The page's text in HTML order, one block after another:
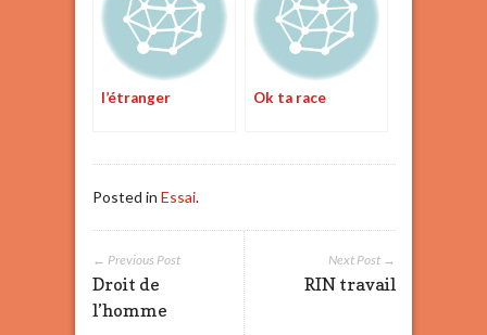
l’étranger Ok ta race
Posted in Essai.
Next Post →
RIN travail
← Previous Post
Droit de
l’homme